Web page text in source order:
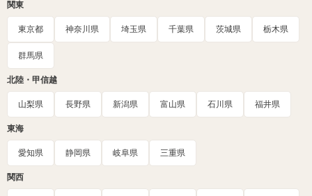
関東
東京都 神奈川県 埼玉県 千葉県 茨城県 栃木県
群馬県
北陸・甲信越
山梨県 長野県 新潟県 富山県 石川県 福井県
東海
愛知県 静岡県 岐阜県 三重県
関西